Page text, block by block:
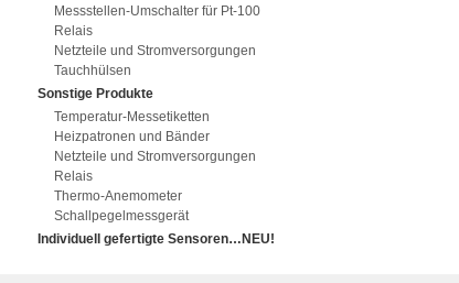
Messstellen-Umschalter für Pt-100
Relais
Netzteile und Stromversorgungen
Tauchhülsen
Sonstige Produkte
Temperatur-Messetiketten
Heizpatronen und Bänder
Netzteile und Stromversorgungen
Relais
Thermo-Anemometer
Schallpegelmessgerät
Individuell gefertigte Sensoren…NEU!